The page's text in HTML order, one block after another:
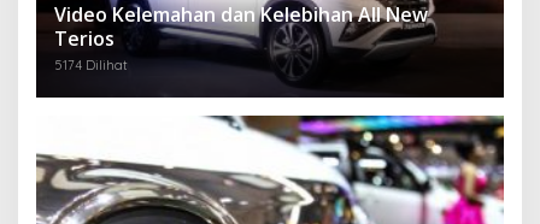
Video Kelemahan dan Kelebihan All New
Terios
5174 Dilihat